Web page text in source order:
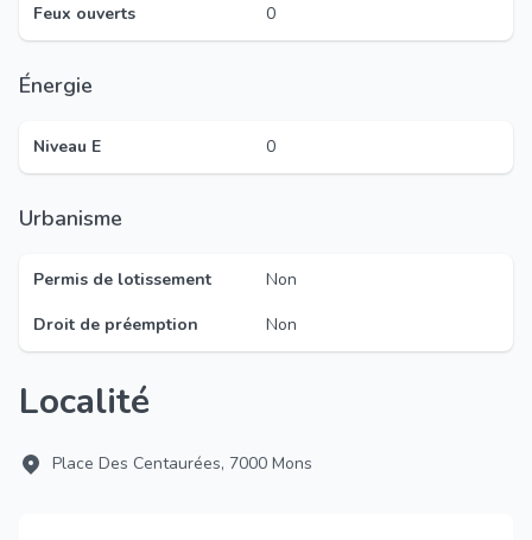
Feux ouverts
0
Énergie
Niveau E 0
Urbanisme
Permis de lotissement
Non
Droit de préemption
Non
Localité
Place Des Centaurées, 7000 Mons